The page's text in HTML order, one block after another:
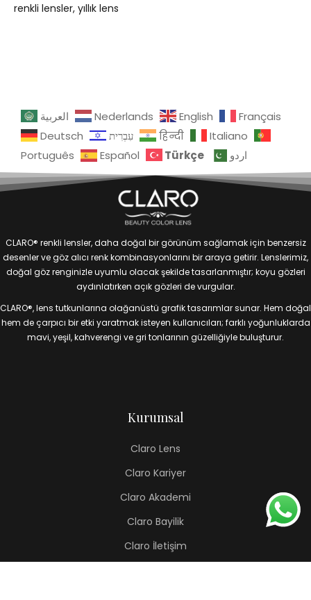
renkli lensler yıllık lens
العربية Nederlands English
Français
Deutsch
עִבְרִית हिन्दी
Italiano
Português
Español Türkçe اردو
CLARO® renkli lensler, daha doğal bir görünüm sağlamak için benzersiz
desenler ve göz alıcı renk kombinasyonlarını bir araya getirir. Lenslerimiz,
doğal göz renginizle uyumlu olacak şekilde tasarlanmıştır; koyu gözleri
aydınlatırken açık gözleri de vurgular.
CLARO®, lens tutkunlarına olağanüstü grafik tasarımlar sunar. Hem doğal
hem de çarpıcı bir etki yaratmak isteyen kullanıcıları; farklı yoğunluklarda
mavi, yeşil, kahverengi ve gri tonlarının güzelliğiyle buluşturur.
Kurumsal
Claro Lens
Claro Kariyer
Claro Akademi
Claro Bayilik
Claro İletişim